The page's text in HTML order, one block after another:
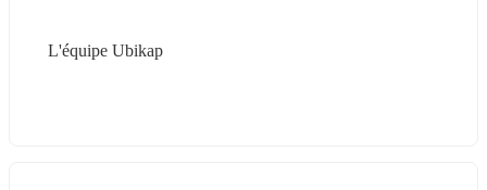
L'équipe Ubikap